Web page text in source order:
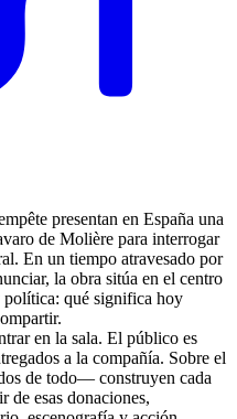
presentan en España una
de Molière para interrogar
En un tiempo atravesado por
la obra sitúa en el centro
política: qué significa hoy
en la sala. El público es
a la compañía. Sobre el
de todo— construyen cada
de esas donaciones,